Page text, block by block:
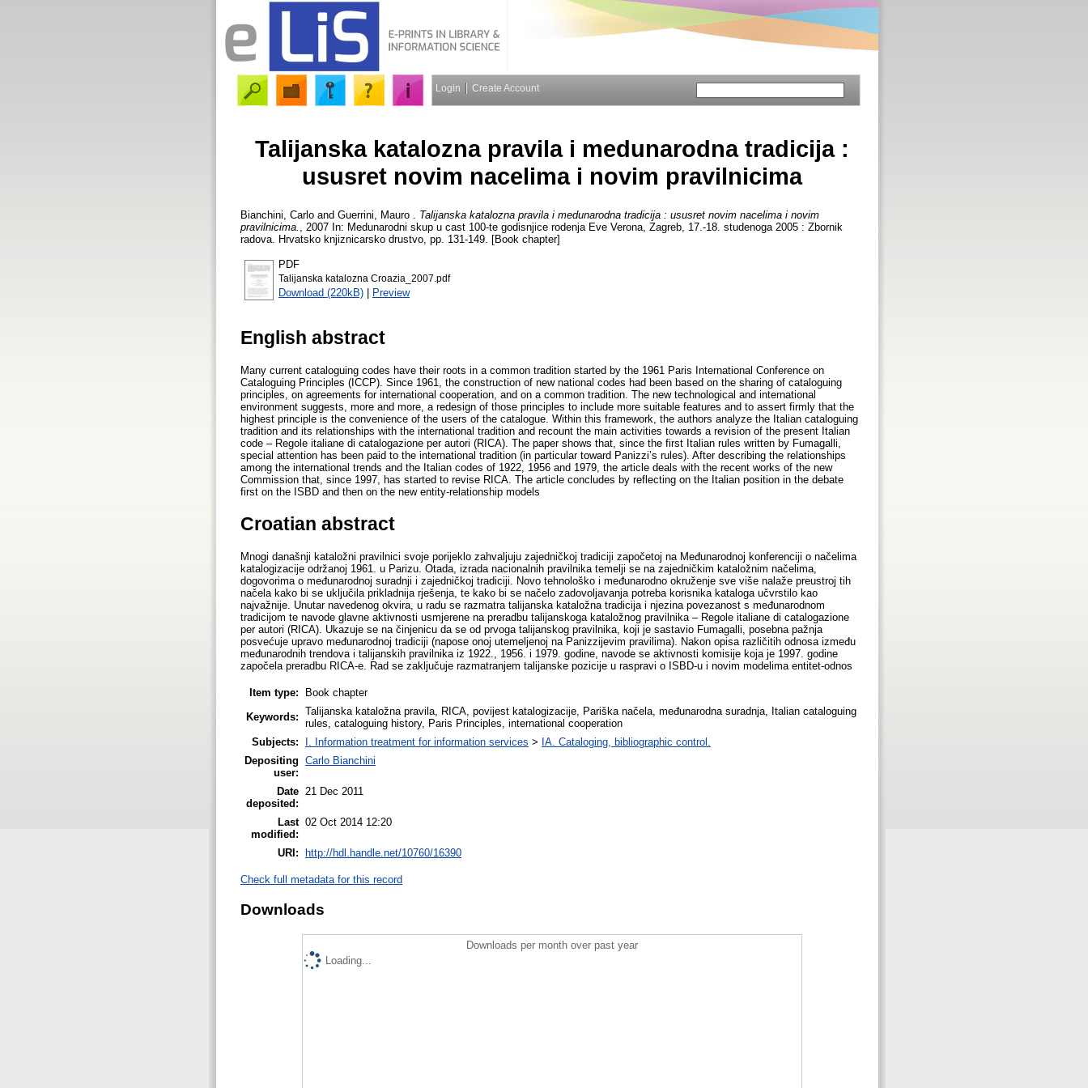
Login Create Account
Talijanska katalozna pravila i medunarodna tradicija :
ususret novim nacelima i novim pravilnicima
Bianchini, Carlo and Guerrini, Mauro
Talijanska katalozna pravila i medunarodna tradicija : ususret novim nacelima i novim
pravilnicima.
, 2007 In: Medunarodni skup u cast 100-te godisnjice rodenja Eve Verona, Zagreb, 17.-18. studenoga 2005 : Zbornik
radova. Hrvatsko knjiznicarsko drustvo, pp. 131-149. [Book chapter]
PDF
Talijanska katalozna Croazia_2007.pdf
Download (220kB) | Preview
English abstract
Many current cataloguing codes have their roots in a common tradition started by the 1961 Paris International Conference on
Cataloguing Principles (ICCP). Since 1961, the construction of new national codes had been based on the sharing of cataloguing
principles, on agreements for international cooperation, and on a common tradition. The new technological and international
environment suggests, more and more, a redesign of those principles to include more suitable features and to assert firmly that the
highest principle is the convenience of the users of the catalogue. Within this framework, the authors analyze the Italian cataloguing
tradition and its relationships with the international tradition and recount the main activities towards a revision of the present Italian
code – Regole italiane di catalogazione per autori (RICA). The paper shows that, since the first Italian rules written by Fumagalli,
special attention has been paid to the international tradition (in particular toward Panizzi’s rules). After describing the relationships
among the international trends and the Italian codes of 1922, 1956 and 1979, the article deals with the recent works of the new
Commission that, since 1997, has started to revise RICA. The article concludes by reflecting on the Italian position in the debate
first on the ISBD and then on the new entity-relationship models
Croatian abstract
Mnogi današnji kataložni pravilnici svoje porijeklo zahvaljuju zajedničkoj tradiciji započetoj na Međunarodnoj konferenciji o načelima
katalogizacije održanoj 1961. u Parizu. Otada, izrada nacionalnih pravilnika temelji se na zajedničkim kataložnim načelima,
dogovorima o međunarodnoj suradnji i zajedničkoj tradiciji. Novo tehnološko i međunarodno okruženje sve više nalaže preustroj tih
načela kako bi se uključila prikladnija rješenja, te kako bi se načelo zadovoljavanja potreba korisnika kataloga učvrstilo kao
najvažnije. Unutar navedenog okvira, u radu se razmatra talijanska kataložna tradicija i njezina povezanost s međunarodnom
tradicijom te navode glavne aktivnosti usmjerene na preradbu talijanskoga kataložnog pravilnika – Regole italiane di catalogazione
per autori (RICA). Ukazuje se na činjenicu da se od prvoga talijanskog pravilnika, koji je sastavio Fumagalli, posebna pažnja
posvećuje upravo međunarodnoj tradiciji (napose onoj utemeljenoj na Panizzijevim pravilima). Nakon opisa različitih odnosa između
međunarodnih trendova i talijanskih pravilnika iz 1922., 1956. i 1979. godine, navode se aktivnosti komisije koja je 1997. godine
započela preradbu RICA-e. Rad se zaključuje razmatranjem talijanske pozicije u raspravi o ISBD-u i novim modelima entitet-odnos
Item type:
Book chapter
Keywords: Talijanska kataložna pravila, RICA, povijest katalogizacije, Pariška načela, međunarodna suradnja, Italian cataloguing
rules, cataloguing history, Paris Principles, international cooperation
Subjects:
I. Information treatment for information services > IA. Cataloging, bibliographic control.
Depositing
user:
Carlo Bianchini
Date
deposited:
21 Dec 2011
Last
modified:
02 Oct 2014 12:20
URI: http://hdl.handle.net/10760/16390
Check full metadata for this record
Downloads
Downloads per month over past year
Loading...